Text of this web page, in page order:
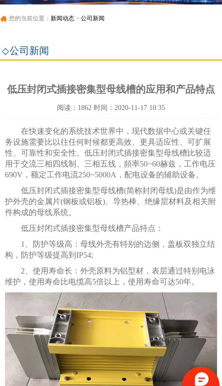
您的当前位置： 新闻动态 > 公司新闻
公司新闻
低压封闭式插接密集型母线槽的应用和产品特点
阅读：1862 时间：2020-11-17 10:35
在快速变化的系统技术世界中，现代数据中心或关键任
务设施需要比以往任何时候都更高效、更具适应性、可扩展
性、可靠性和安全性。低压封闭式插接密集型母线槽比较适
用于交流三相四线制、三相五线，頻率50~60赫兹，工作电压
690V，额定工作电流250~5000A，配电设备的辅助设备。
低压封闭式插接密集型母线槽(简称封闭母线)是由作为维
护外壳的金属片(钢板或铝板)、导热棒、绝缘层材料及相关附
件构成的母线系统。
低压封闭式插接密集型母线槽产品特点：
1、防护等级高：母线外壳有特别的边侧，盖板双独立结
构，防护等级提高到IP54;
2、使用寿命长：外壳原料为铝型材，表层通过特别电泳
维护，使用寿命比电缆高5倍以上，使用寿命可达50年。